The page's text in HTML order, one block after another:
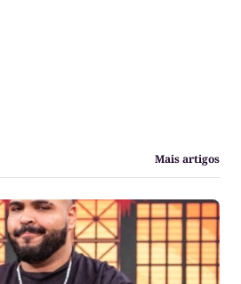
Mais artigos